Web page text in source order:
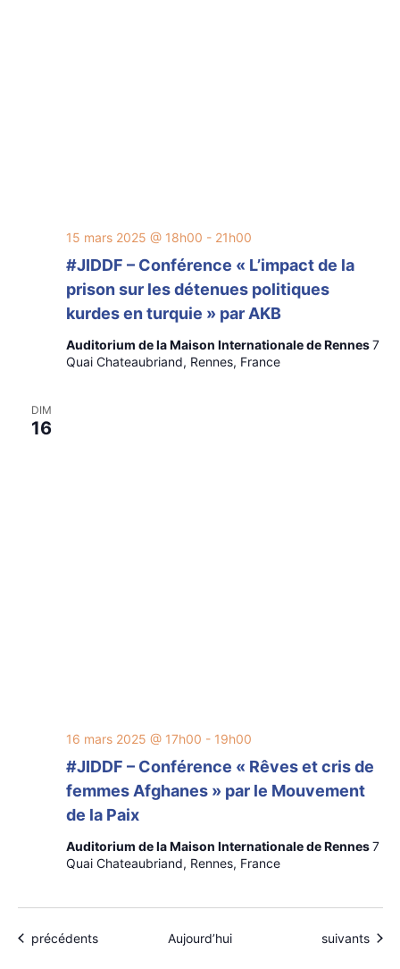
#JIDDF – Conférence « L’impact de la
prison sur les détenues politiques
kurdes en turquie » par AKB
15 mars 2025 @ 18h00 - 21h00
Auditorium de la Maison Internationale de Rennes7
Quai Chateaubriand, Rennes, France
DIM
16
#JIDDF – Conférence « Rêves et cris de
femmes Afghanes » par le Mouvement
de la Paix
16 mars 2025 @ 17h00 - 19h00
Auditorium de la Maison Internationale de Rennes7
Quai Chateaubriand, Rennes, France
Évènements
précédents Aujourd’hui Évènements
suivants